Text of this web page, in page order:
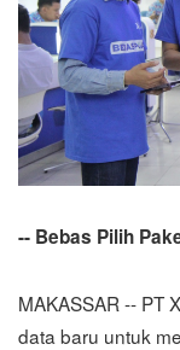
-- Bebas Pilih
MAKASSAR -- PT
data baru untuk